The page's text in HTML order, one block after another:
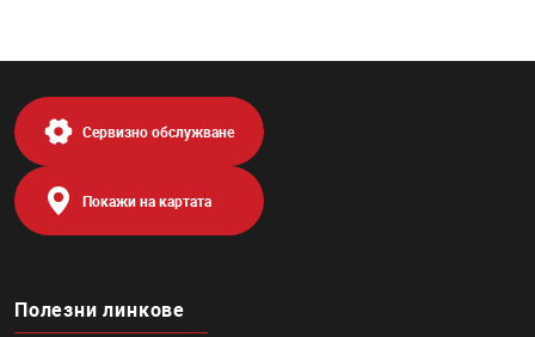
Полезни линкове
Сервизно обслужване
Покажи на картата